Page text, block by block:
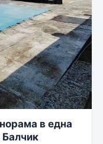
в една
Балчик